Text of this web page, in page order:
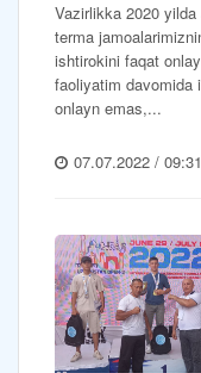
Vazirlikka 2020
terma
ishtirokini faqat
faoliyatim davomida
onlayn emas,...
07.07.2022 / 09:31